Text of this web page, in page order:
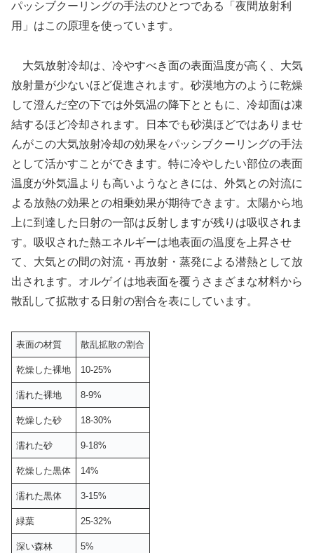
パッシブクーリングの手法のひとつである「夜間放射利
用」はこの原理を使っています。
大気放射冷却は、冷やすべき面の表面温度が高く、大気
放射量が少ないほど促進されます。砂漠地方のように乾燥
して澄んだ空の下では外気温の降下とともに、冷却面は凍
結するほど冷却されます。日本でも砂漠ほどではありませ
んがこの大気放射冷却の効果をパッシブクーリングの手法
として活かすことができます。特に冷やしたい部位の表面
温度が外気温よりも高いようなときには、外気との対流に
よる放熱の効果との相乗効果が期待できます。太陽から地
上に到達した日射の一部は反射しますが残りは吸収されま
す。吸収された熱エネルギーは地表面の温度を上昇させ
て、大気との間の対流・再放射・蒸発による潜熱として放
出されます。オルゲイは地表面を覆うさまざまな材料から
散乱して拡散する日射の割合を表にしています。
表面の材質 散乱拡散の割合
乾燥した裸地 10-25%
濡れた裸地 8-9%
乾燥した砂 18-30%
濡れた砂 9-18%
乾燥した黒体 14%
濡れた黒体 3-15%
緑葉 25-32%
深い森林 5%